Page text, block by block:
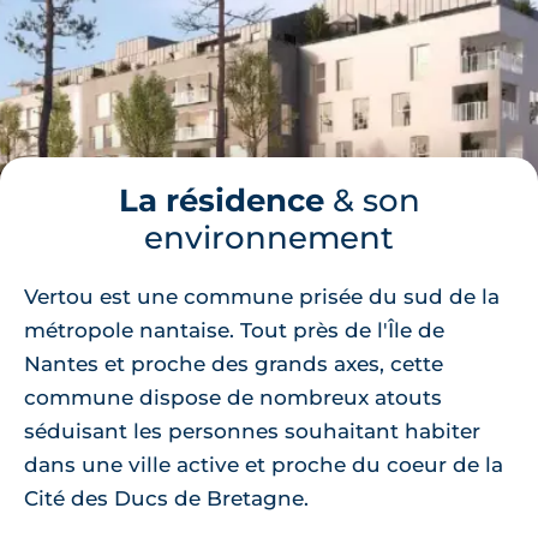
La résidence& son
environnement
Vertou est une commune prisée du sud de la
métropole nantaise. Tout près de l'Île de
Nantes et proche des grands axes, cette
commune dispose de nombreux atouts
séduisant les personnes souhaitant habiter
dans une ville active et proche du coeur de la
Cité des Ducs de Bretagne.